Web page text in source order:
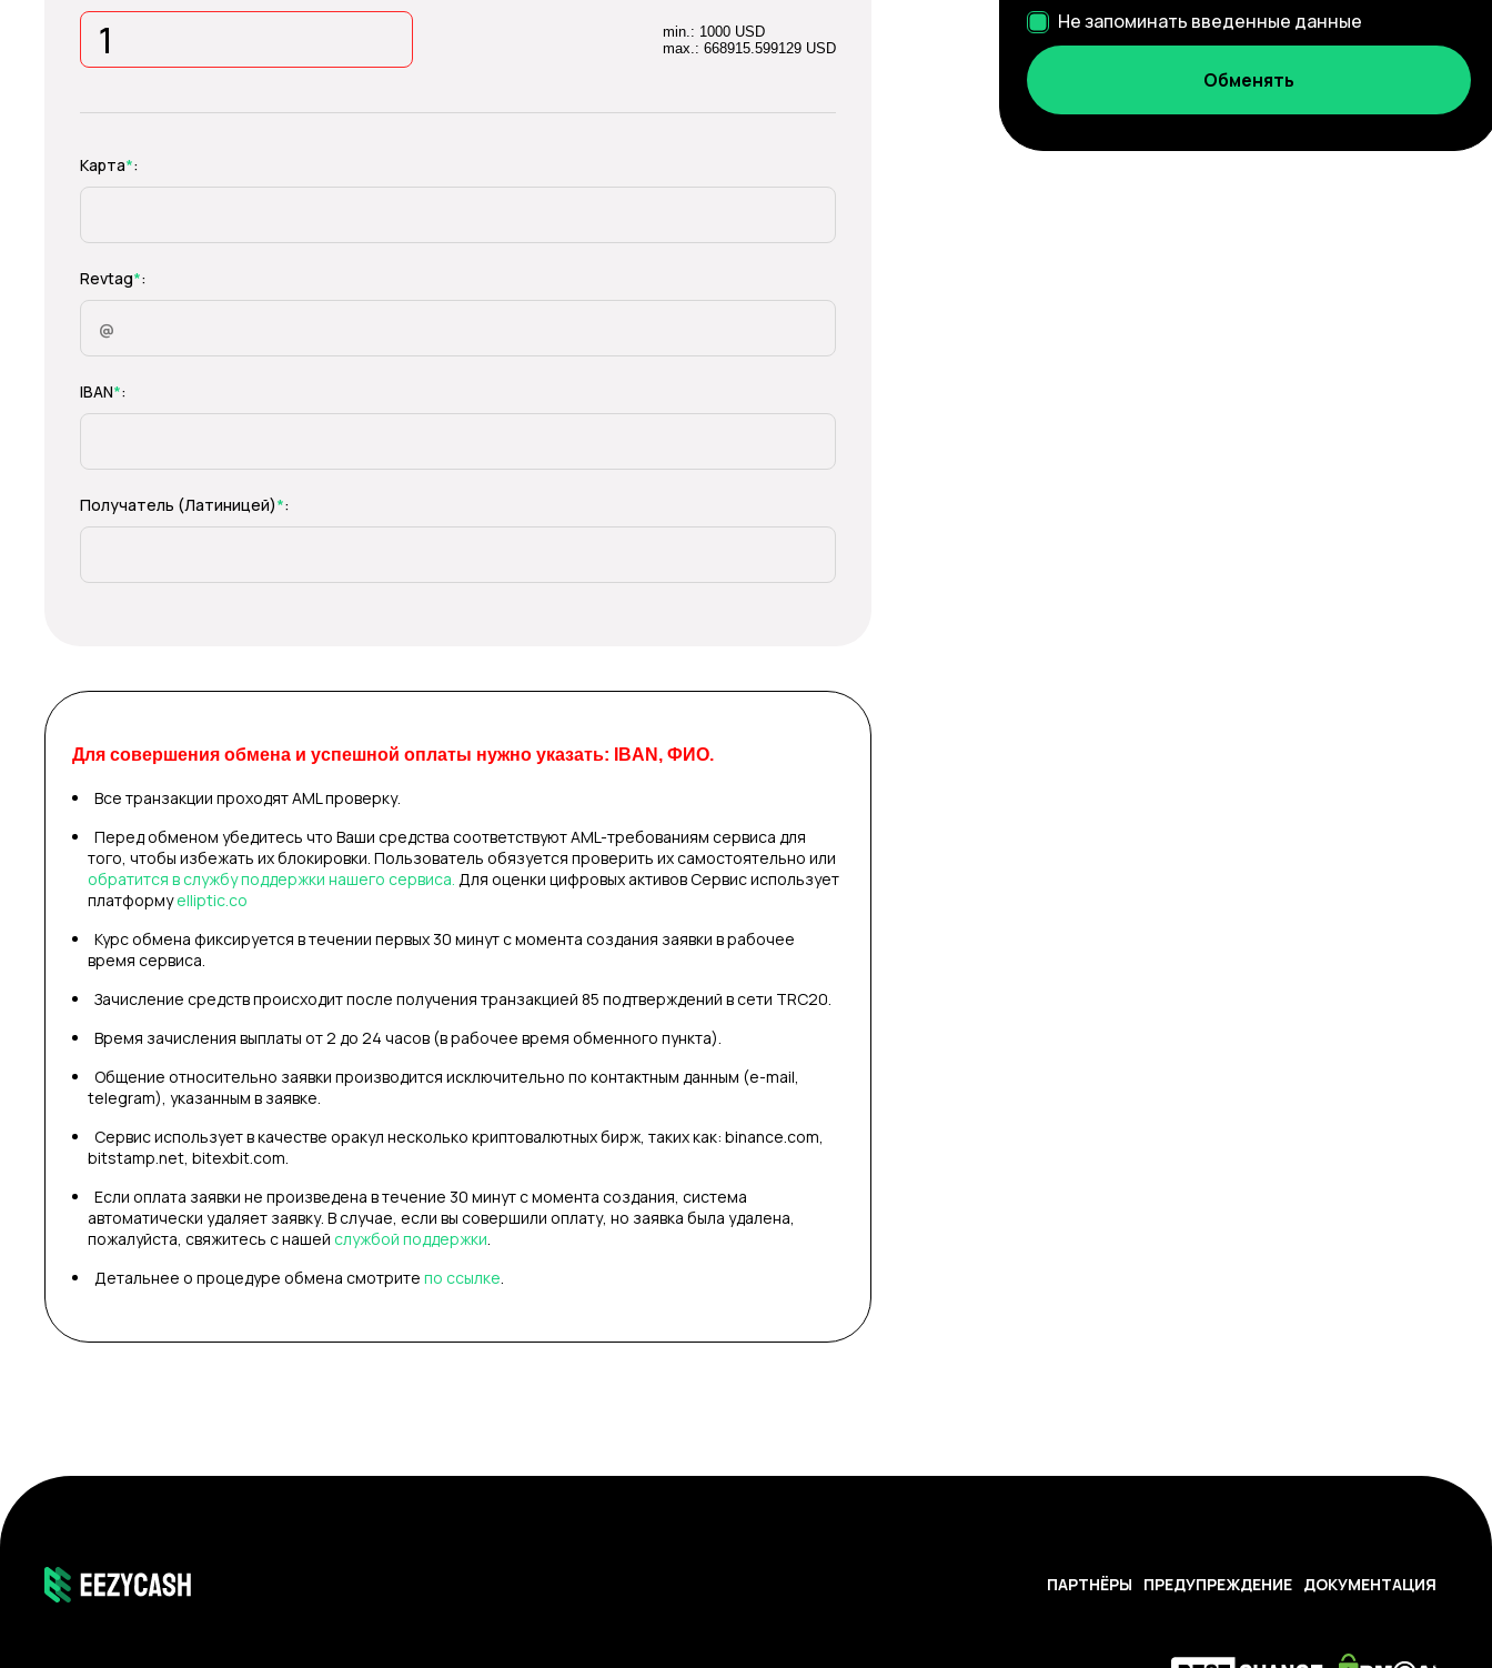
min.: 1000 USD
max.: 668915.599129 USD
Карта*:
Revtag*:
IBAN*:
Получатель (Латиницей)*:
Не запоминать введенные данные
Для совершения обмена и успешной оплаты нужно указать: IBAN, ФИО.
Все транзакции проходят AML проверку.
Перед обменом убедитесь что Ваши средства соответствуют AML-требованиям сервиса для
того, чтобы избежать их блокировки. Пользователь обязуется проверить их самостоятельно или
обратится в службу поддержки нашего сервиса. Для оценки цифровых активов Сервис использует
платформуelliptic.co
Курс обмена фиксируется в течении первых 30 минут с момента создания заявки в рабочее
время сервиса.
Зачисление средств происходит после получения транзакцией 85 подтверждений в сети TRC20.
Время зачисления выплаты от 2 до 24 часов (в рабочее время обменного пункта).
Общение относительно заявки производится исключительно по контактным данным (e-mail,
telegram), указанным в заявке.
Сервис использует в качестве оракул несколько криптовалютных бирж, таких как: binance.com,
bitstamp.net, bitexbit.com.
Если оплата заявки не произведена в течение 30 минут с момента создания, система
автоматически удаляет заявку. В случае, если вы совершили оплату, но заявка была удалена,
пожалуйста, свяжитесь с нашей службой поддержки.
Детальнее о процедуре обмена смотрите по ссылке.
ПАРТНЁРЫ ПРЕДУПРЕЖДЕНИЕ ДОКУМЕНТАЦИЯ